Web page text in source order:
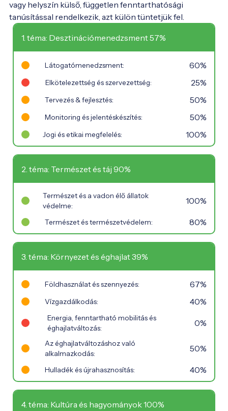
vagy helyszín külső, független fenntarthatósági
tanúsítással rendelkezik, azt külön tüntetjük fel.
1. téma: Desztinációmenedzsment 57%
Látogatómenedzsment: 60%
Elkötelezettség és szervezettség: 25%
Tervezés & fejlesztés: 50%
Monitoring és jelentéskészítés: 50%
Jogi és etikai megfelelés: 100%
2. téma: Természet és táj 90%
Természet és a vadon élő állatok
védelme:
100%
Természet és természetvédelem: 80%
3. téma: Környezet és éghajlat 39%
Földhasználat és szennyezés: 67%
Vízgazdálkodás: 40%
Energia, fenntartható mobilitás és
éghajlatváltozás:
0%
Az éghajlatváltozáshoz való
alkalmazkodás:
50%
Hulladék és újrahasznosítás: 40%
4. téma: Kultúra és hagyományok 100%